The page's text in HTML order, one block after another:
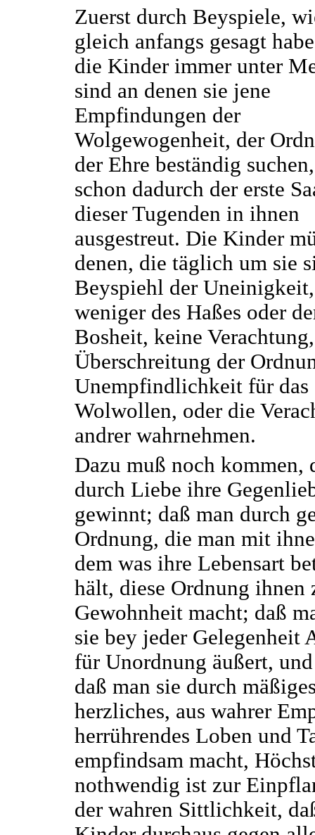
Zuerst durch Beyspiele,
gleich anfangs gesagt
die Kinder immer unter
sind an denen sie jene
Empfindungen der
Wolgewogenheit, der
der Ehre beständig
schon dadurch der erste
dieser Tugenden in ihnen
ausgestreut. Die Kinder
denen, die täglich um sie
Beyspiehl der
weniger des Haßes oder
Bosheit, keine
Überschreitung der
Unempfindlichkeit für das
Wolwollen, oder die
andrer wahrnehmen.
Dazu muß noch kommen,
durch Liebe ihre
gewinnt; daß man durch
Ordnung, die man mit
dem was ihre Lebensart
hält, diese Ordnung ihnen
Gewohnheit macht; daß
sie bey jeder Gelegenheit
für Unordnung äußert,
daß man sie durch
herzliches, aus wahrer
herrührendes Loben und
empfindsam macht,
nothwendig ist zur
der wahren Sittlichkeit,